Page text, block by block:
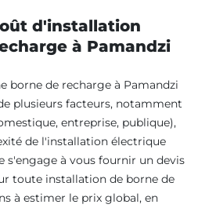
d'installation
à Pamandzi
borne de recharge à Pamandzi
plusieurs facteurs, notamment
entreprise, publique),
de l'installation électrique
s'engage à vous fournir un devis
toute installation de borne de
à estimer le prix global, en